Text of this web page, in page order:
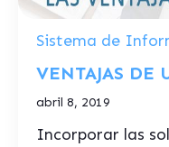
Sistema de
VENTAJAS DE
abril 8, 2019
Incorporar las